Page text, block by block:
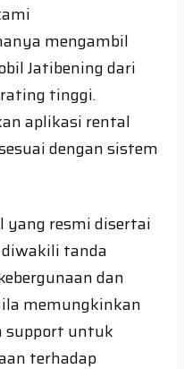
mengambil
Jatibening dari
tinggi.
aplikasi rental
dengan sistem
yang resmi disertai
tanda
dan
memungkinkan
support untuk
terhadap